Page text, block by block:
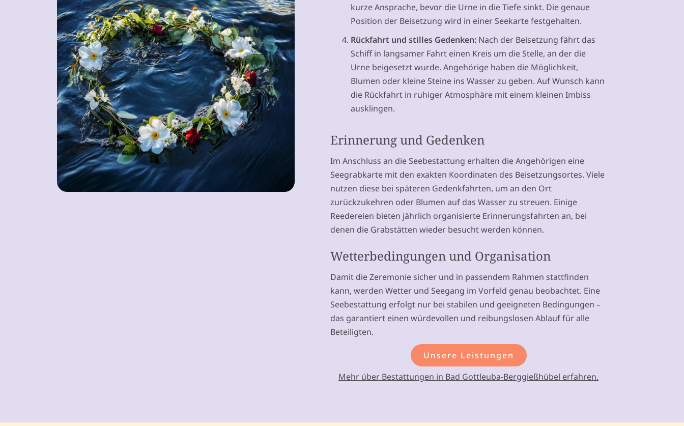
kurze Ansprache, bevor die Urne in die Tiefe sinkt. Die genaue
Position der Beisetzung wird in einer Seekarte festgehalten.
Rückfahrt und stilles Gedenken: Nach der Beisetzung fährt das
Schiff in langsamer Fahrt einen Kreis um die Stelle, an der die
Urne beigesetzt wurde. Angehörige haben die Möglichkeit,
Blumen oder kleine Steine ins Wasser zu geben. Auf Wunsch kann
die Rückfahrt in ruhiger Atmosphäre mit einem kleinen Imbiss
ausklingen.
Erinnerung und Gedenken
Im Anschluss an die Seebestattung erhalten die Angehörigen eine
Seegrabkarte mit den exakten Koordinaten des Beisetzungsortes. Viele
nutzen diese bei späteren Gedenkfahrten, um an den Ort
zurückzukehren oder Blumen auf das Wasser zu streuen. Einige
Reedereien bieten jährlich organisierte Erinnerungsfahrten an, bei
denen die Grabstätten wieder besucht werden können.
Wetterbedingungen und Organisation
Damit die Zeremonie sicher und in passendem Rahmen stattfinden
kann, werden Wetter und Seegang im Vorfeld genau beobachtet. Eine
Seebestattung erfolgt nur bei stabilen und geeigneten Bedingungen –
das garantiert einen würdevollen und reibungslosen Ablauf für alle
Beteiligten.
Unsere Leistungen
Mehr über Bestattungen in Bad Gottleuba-Berggießhübel erfahren.